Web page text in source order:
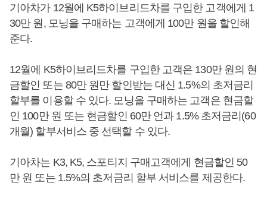
기아차가 12월에 K5하이브리드차를 구입한 고객에게 1
30만 원, 모닝을 구매하는 고객에게 100만 원을 할인해
준다.
12월에 K5하이브리드차를 구입한 고객은 130만 원의 현
금할인 또는 80만 원만 할인받는 대신 1.5%의 초저금리
할부를 이용할 수 있다. 모닝을 구매하는 고객은 현금할
인 100만 원 또는 현금할인 60만 언과 1.5% 초저금리(60
개월) 할부서비스 중 선택할 수 있다.
기아차는 K3, K5, 스포티지 구매고객에게 현금할인 50
만 원 또는 1.5%의 초저금리 할부 서비스를 제공한다.